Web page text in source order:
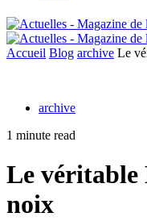
Accueil Blog archive Le
archive
1 minute read
Le véritable
noix